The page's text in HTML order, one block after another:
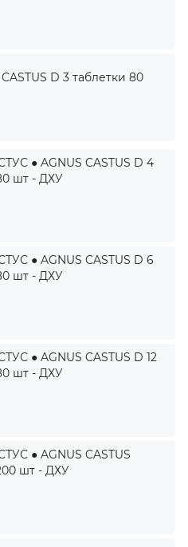
D 3 таблетки 80
● AGNUS CASTUS D 4
шт - ДХУ
● AGNUS CASTUS D 6
шт - ДХУ
● AGNUS CASTUS D 12
шт - ДХУ
● AGNUS CASTUS
шт - ДХУ